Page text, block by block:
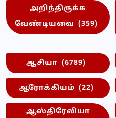
அறிந்திருக்க
வேண்டியவை (359)
ஆசியா (6789)
ஆரோக்கியம் (22)
ஆஸ்திரேலியா